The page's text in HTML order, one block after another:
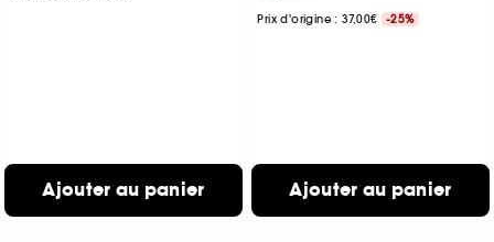
Ajouter au panier
Prix d'origine : 37,00€ -25%
Ajouter au panier